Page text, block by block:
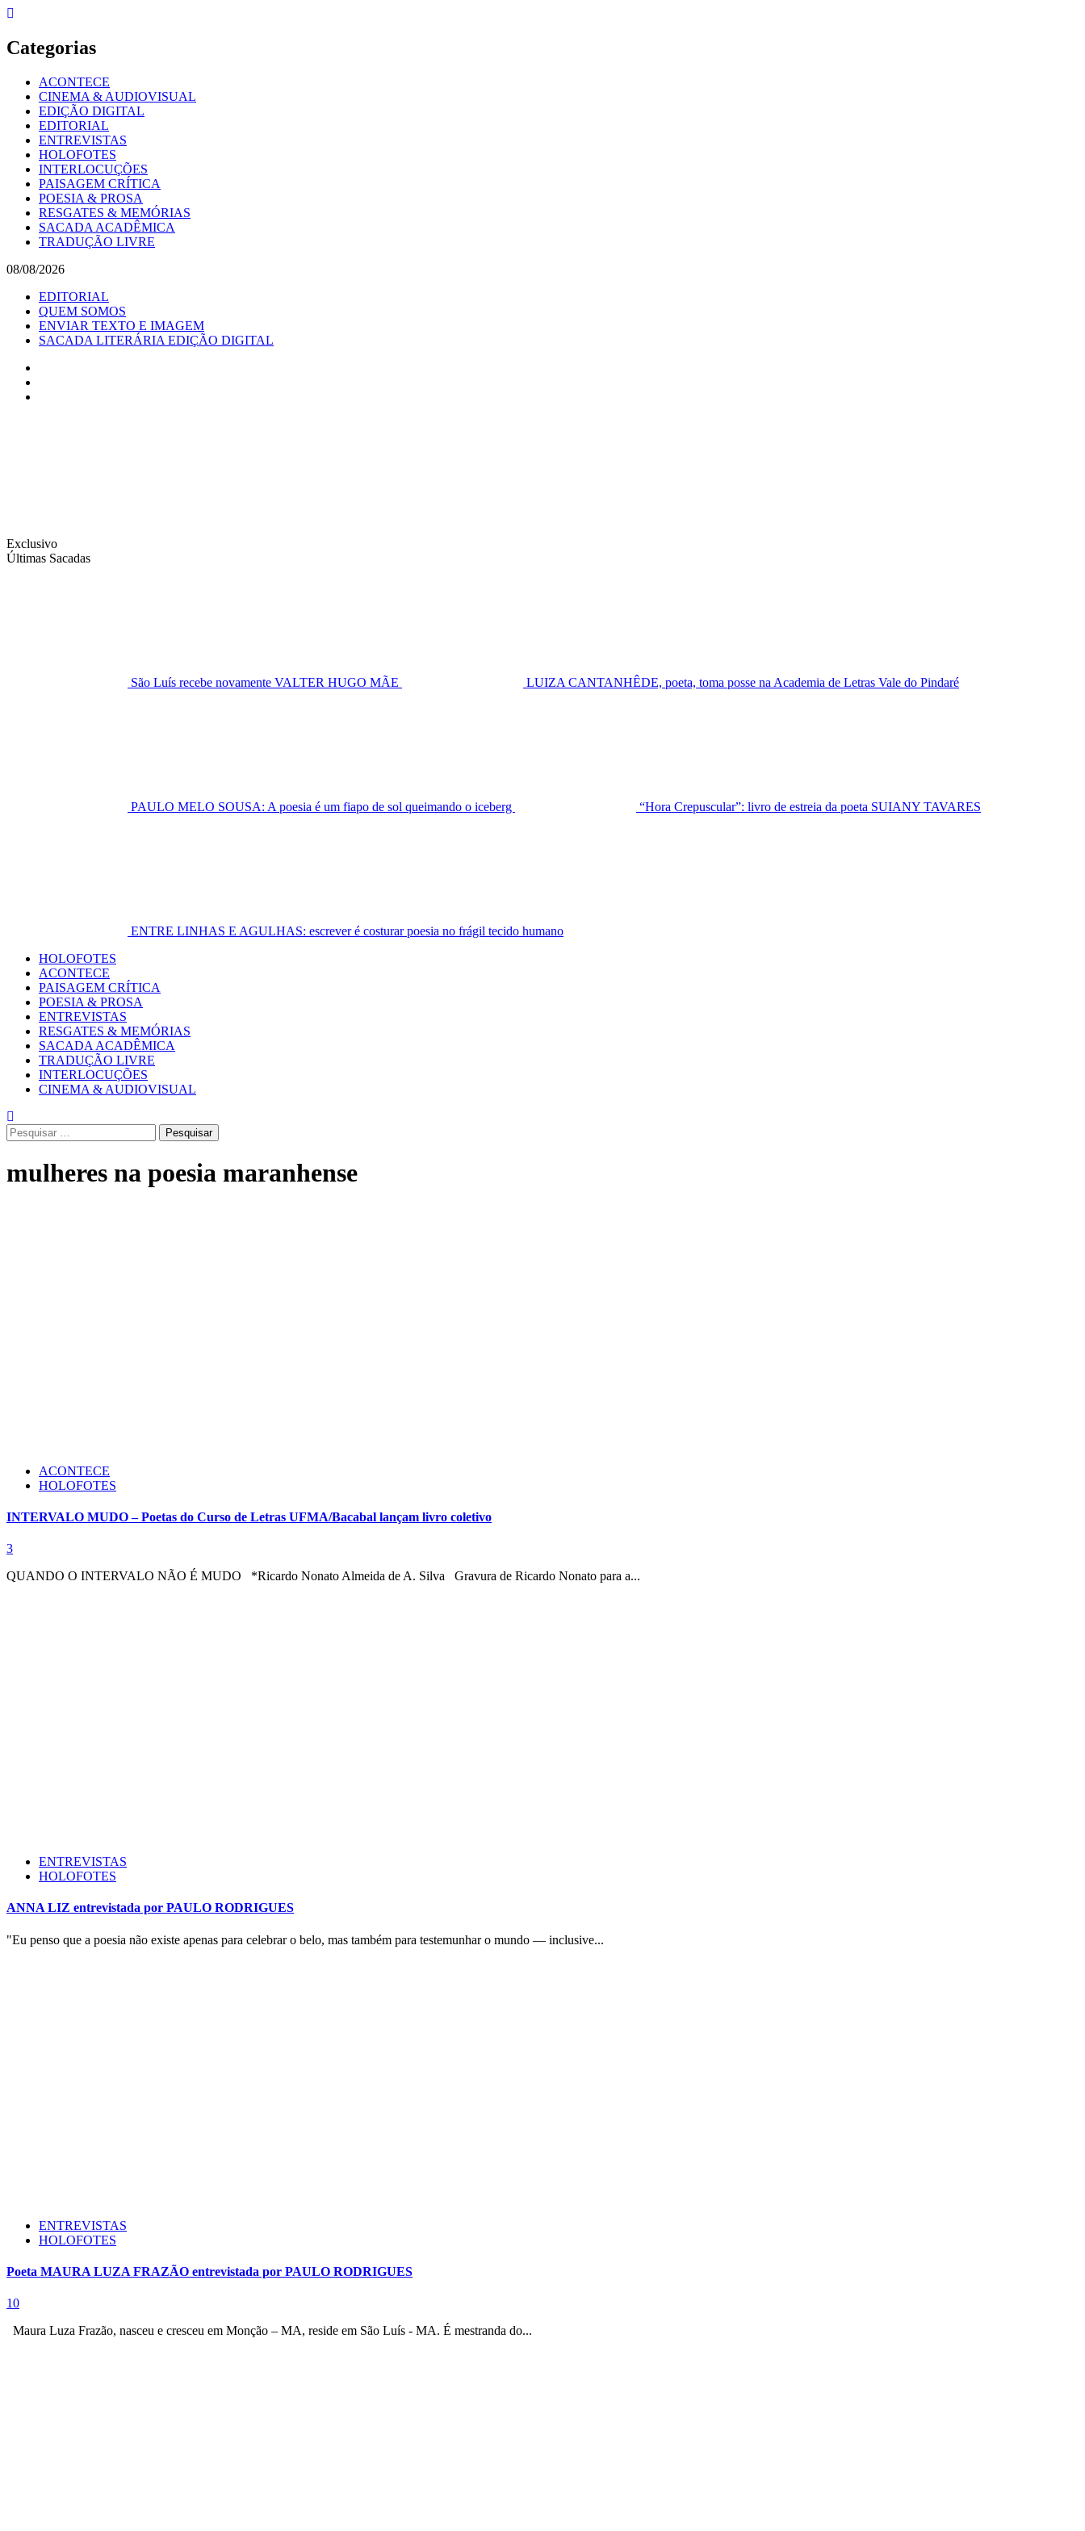
Skip
content
Categorias
ACONTECE
CINEMA & AUDIOVISUAL
EDIÇÃO DIGITAL
EDITORIAL
ENTREVISTAS
HOLOFOTES
INTERLOCUÇÕES
PAISAGEM CRÍTICA
POESIA & PROSA
RESGATES & MEMÓRIAS
SACADA ACADÊMICA
TRADUÇÃO LIVRE
08/08/2026
EDITORIAL
QUEM SOMOS
ENVIAR TEXTO E IMAGEM
SACADA LITERÁRIA EDIÇÃO DIGITAL
Exclusivo
Últimas Sacadas
São Luís recebe novamente VALTER HUGO MÃE LUIZA CANTANHÊDE, poeta, toma posse na Academia de Letras Vale do Pindaré
PAULO MELO SOUSA: A poesia é um fiapo de sol queimando o iceberg “Hora Crepuscular”: livro de estreia da poeta SUIANY TAVARES
ENTRE LINHAS E AGULHAS: escrever é costurar poesia no frágil tecido humano
Primary
Menu
HOLOFOTES
ACONTECE
PAISAGEM CRÍTICA
POESIA & PROSA
ENTREVISTAS
RESGATES & MEMÓRIAS
SACADA ACADÊMICA
TRADUÇÃO LIVRE
INTERLOCUÇÕES
CINEMA & AUDIOVISUAL
Pesquisar
por:
mulheres na poesia maranhense
ACONTECE
HOLOFOTES
INTERVALO MUDO – Poetas do Curso de Letras UFMA/Bacabal lançam livro coletivo
3
QUANDO O INTERVALO NÃO É MUDO *Ricardo Nonato Almeida de A. Silva Gravura de Ricardo Nonato para a...
ENTREVISTAS
HOLOFOTES
ANNA LIZ entrevistada por PAULO RODRIGUES
"Eu penso que a poesia não existe apenas para celebrar o belo, mas também para testemunhar o mundo — inclusive...
ENTREVISTAS
HOLOFOTES
Poeta MAURA LUZA FRAZÃO entrevistada por PAULO RODRIGUES
10
Maura Luza Frazão, nasceu e cresceu em Monção – MA, reside em São Luís - MA. É mestranda do...